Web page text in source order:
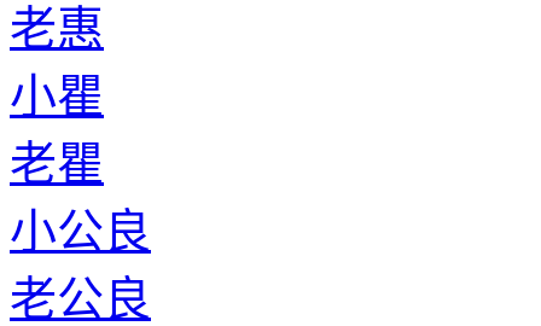
老惠
小瞿
老瞿
小公良
老公良